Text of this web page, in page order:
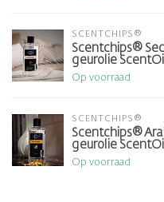
SCENTCHIPS®
Scentchips®
geurolie
Op voorraad
SCENTCHIPS®
Scentchips®
geurolie
Op voorraad